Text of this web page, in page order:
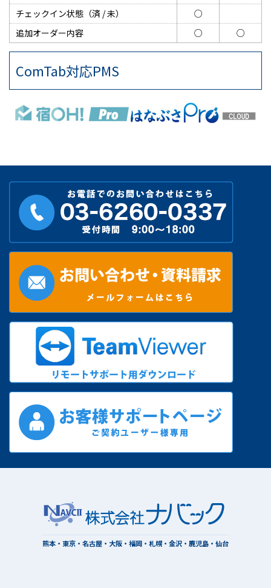
チェックイン状態（済 / 未）
○
追加オーダー内容
○ ○
ComTab対応PMS
熊本・東京・名古屋・大阪・福岡・札幌・金沢・鹿児島・仙台